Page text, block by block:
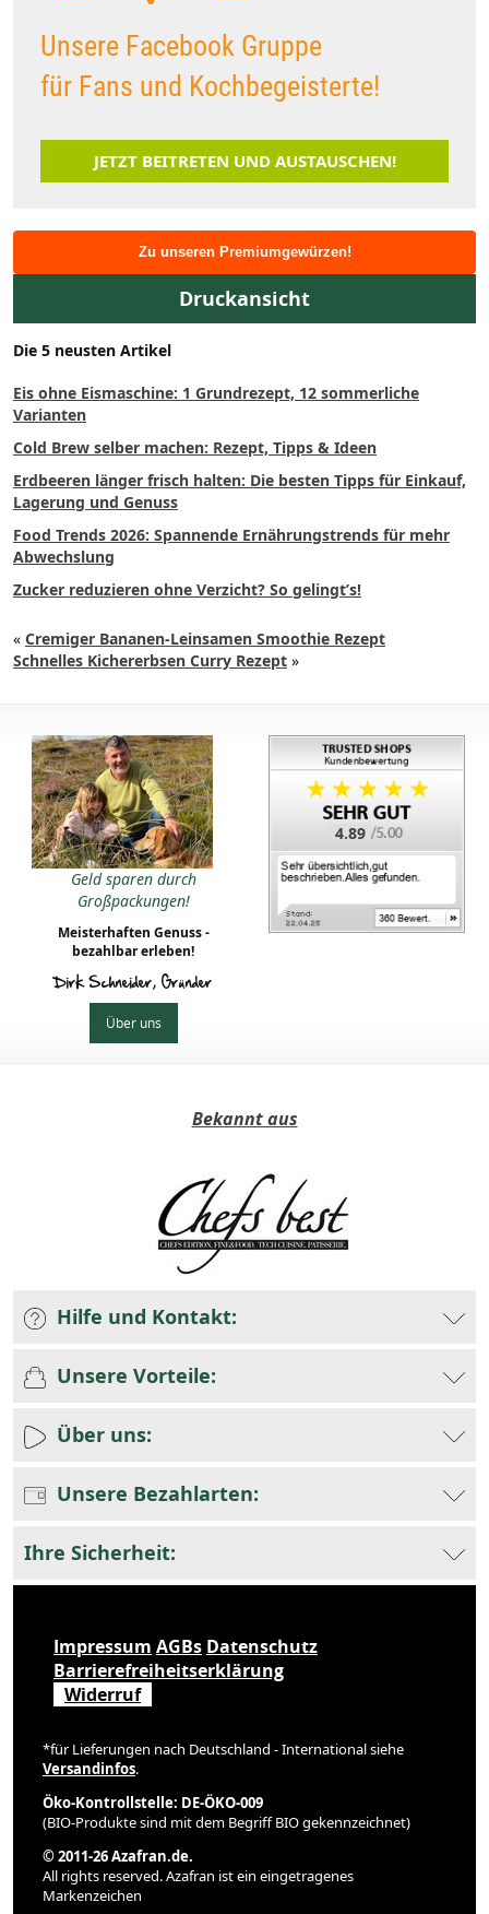
Unsere Facebook Gruppe
für Fans und Kochbegeisterte!
JETZT BEITRETEN UND AUSTAUSCHEN!
Zu unseren Premiumgewürzen!
Druckansicht
Die 5 neusten Artikel
Eis ohne Eismaschine: 1 Grundrezept, 12 sommerliche
Varianten
Cold Brew selber machen: Rezept, Tipps & Ideen
Erdbeeren länger frisch halten: Die besten Tipps für Einkauf,
Lagerung und Genuss
Food Trends 2026: Spannende Ernährungstrends für mehr
Abwechslung
Zucker reduzieren ohne Verzicht? So gelingt’s!
« Cremiger Bananen-Leinsamen Smoothie Rezept
Schnelles Kichererbsen Curry Rezept »
Geld sparen durch
Großpackungen!
Meisterhaften Genuss -
bezahlbar erleben!
Dirk Schneider, Gründer
Über uns
4.89
Bekannt aus
Hilfe und Kontakt:
Unsere Vorteile:
Über uns:
Unsere Bezahlarten:
Ihre Sicherheit:
Impressum AGBs Datenschutz
Barrierefreiheitserklärung
Widerruf
*für Lieferungen nach Deutschland - International siehe
Versandinfos.
Öko-Kontrollstelle: DE-ÖKO-009
(BIO-Produkte sind mit dem Begriff BIO gekennzeichnet)
© 2011-26 Azafran.de.
All rights reserved. Azafran ist ein eingetragenes
Markenzeichen